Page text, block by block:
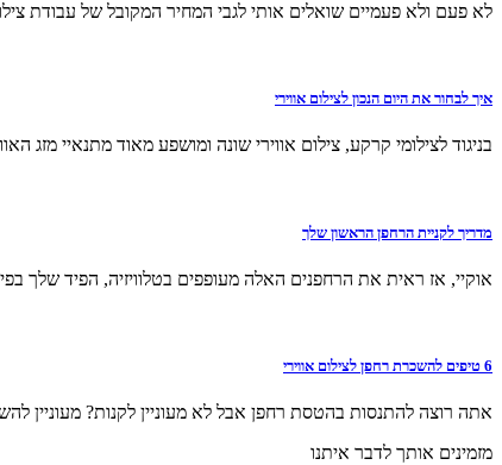
לא פעם ולא פעמיים שואלים אותי לגבי המחיר המקובל של עבודת
איך לבחור את היום הנכון לצילום אווירי
בניגוד לצילומי קרקע, צילום אווירי שונה ומושפע מאוד מתנאיי מזג
מדריך לקניית הרחפן הראשון שלך
אוקיי, אז ראית את הרחפנים האלה מעופפים בטלוויזיה, הפיד שלך
6 טיפים להשכרת רחפן לצילום אווירי
אתה רוצה להתנסות בהטסת רחפן אבל לא מעוניין לקנות? מעוניין
מזמינים אותך לדבר איתנו